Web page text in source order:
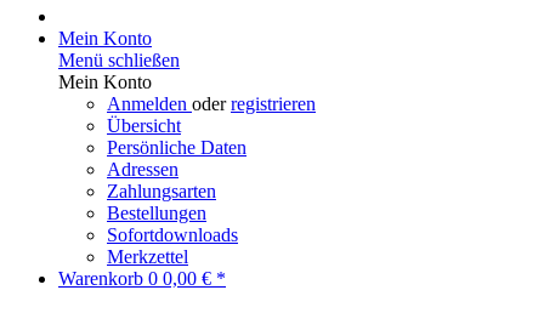
Mein Konto
Menü schließen
Mein Konto
Anmelden oderregistrieren
Übersicht
Persönliche Daten
Adressen
Zahlungsarten
Bestellungen
Sofortdownloads
Merkzettel
Warenkorb 0 0,00 € *